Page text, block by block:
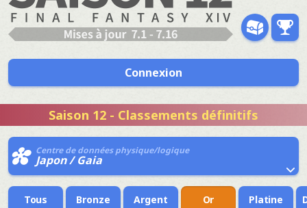
Connexion
Saison 12 - Classements définitifs
Centre de données physique/logique
Japon / Gaia
Tous Bronze Argent Or Platine